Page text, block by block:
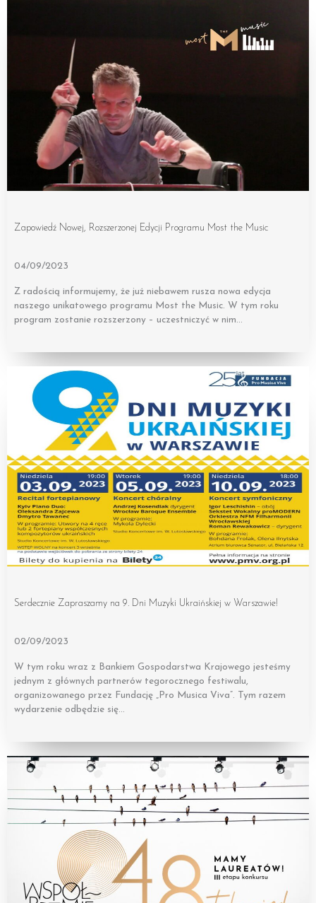
Zapowiedź Nowej, Rozszerzonej Edycji Programu Most the Music
04/09/2023
Z radością informujemy, że już niebawem rusza nowa edycja
naszego unikatowego programu Most the Music. W tym roku
program zostanie rozszerzony – uczestniczyć w nim…
Serdecznie Zapraszamy na 9. Dni Muzyki Ukraińskiej w Warszawie!
02/09/2023
W tym roku wraz z Bankiem Gospodarstwa Krajowego jesteśmy
jednym z głównych partnerów tegorocznego festiwalu,
organizowanego przez Fundację „Pro Musica Viva”. Tym razem
wydarzenie odbędzie się…